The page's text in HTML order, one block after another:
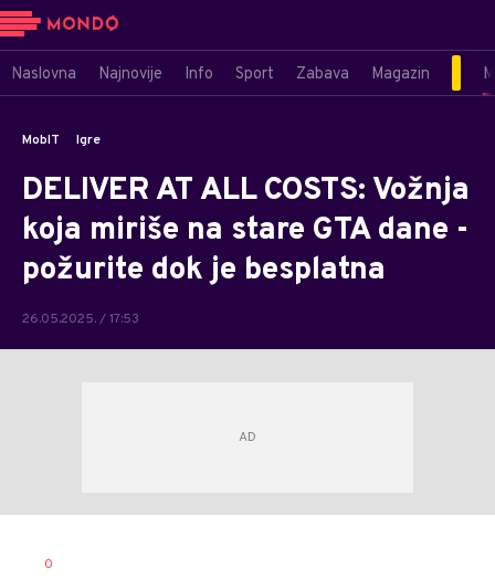
Naslovna Najnovije Info Sport Zabava Magazin
MobIT Igre
DELIVER AT ALL COSTS: Vožnja
koja miriše na stare GTA dane -
požurite dok je besplatna
26.05.2025. / 17:53
AUTOR
0